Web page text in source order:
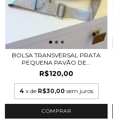
BOLSA TRANSVERSAL PRATA
PEQUENA PAVÃO DE...
R$120,00
4 x de R$30,00 sem juros